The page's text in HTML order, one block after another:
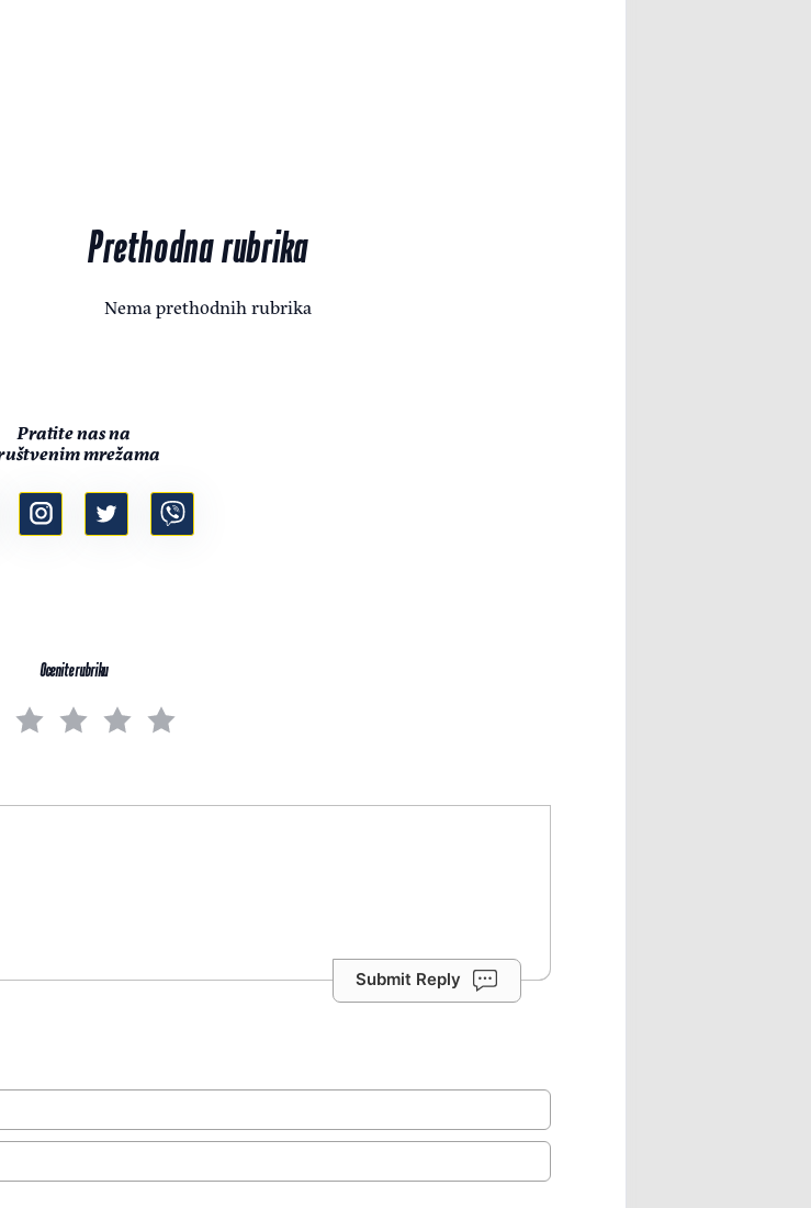
Prethodna rubrika
Nema prethodnih rubrika
Pratite nas na
mrežama
Ocenite rubriku
Submit Reply